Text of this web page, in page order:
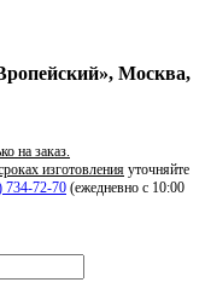
Москва,
на заказ.
изготовления уточняйте
734-72-70 (ежедневно с 10:00